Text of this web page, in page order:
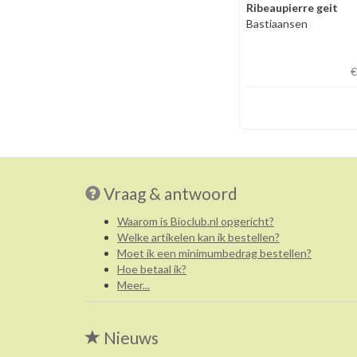
Ribeaupierre geit
Bastiaansen
Vraag & antwoord
Waarom is Bioclub.nl opgericht?
Welke artikelen kan ik bestellen?
Moet ik een minimumbedrag bestellen?
Hoe betaal ik?
Meer...
Nieuws